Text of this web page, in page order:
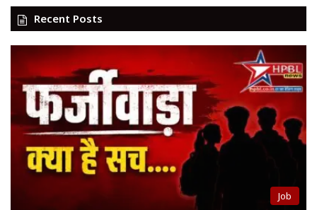
Recent Posts
Job